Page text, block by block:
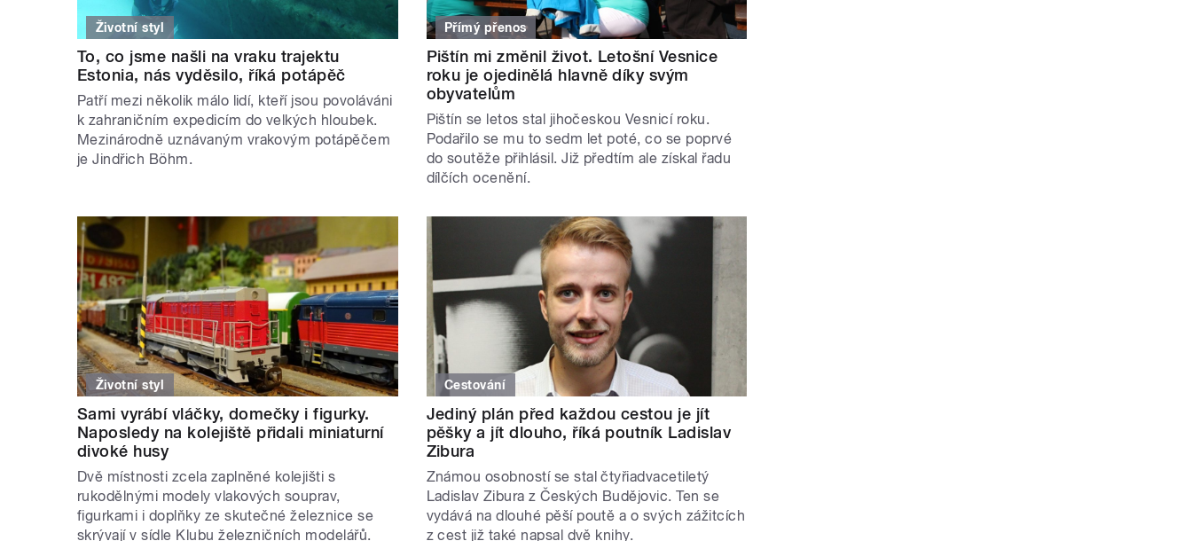
Životní styl
To, co jsme našli na vraku trajektu
Estonia, nás vyděsilo, říká potápěč
Patří mezi několik málo lidí, kteří jsou povoláváni
k zahraničním expedicím do velkých hloubek.
Mezinárodně uznávaným vrakovým potápěčem
je Jindřich Böhm.
Přímý přenos
Pištín mi změnil život. Letošní Vesnice
roku je ojedinělá hlavně díky svým
obyvatelům
Pištín se letos stal jihočeskou Vesnicí roku.
Podařilo se mu to sedm let poté, co se poprvé
do soutěže přihlásil. Již předtím ale získal řadu
dílčích ocenění.
Životní styl
Sami vyrábí vláčky, domečky i figurky.
Naposledy na kolejiště přidali miniaturní
divoké husy
Dvě místnosti zcela zaplněné kolejišti s
rukodělnými modely vlakových souprav,
figurkami i doplňky ze skutečné železnice se
skrývají v sídle Klubu železničních modelářů.
Cestování
Jediný plán před každou cestou je jít
pěšky a jít dlouho, říká poutník Ladislav
Zibura
Známou osobností se stal čtyřiadvacetiletý
Ladislav Zibura z Českých Budějovic. Ten se
vydává na dlouhé pěší poutě a o svých zážitcích
z cest již také napsal dvě knihy.